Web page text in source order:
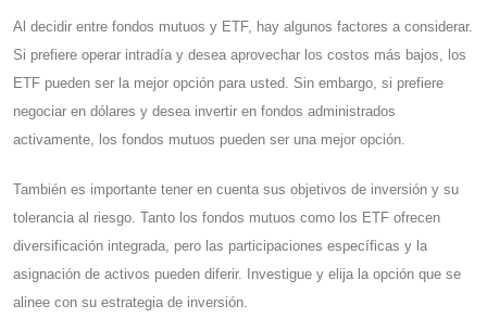
Al decidir entre fondos mutuos y ETF, hay algunos factores a considerar.
Si prefiere operar intradía y desea aprovechar los costos más bajos, los
ETF pueden ser la mejor opción para usted. Sin embargo, si prefiere
negociar en dólares y desea invertir en fondos administrados
activamente, los fondos mutuos pueden ser una mejor opción.
También es importante tener en cuenta sus objetivos de inversión y su
tolerancia al riesgo. Tanto los fondos mutuos como los ETF ofrecen
diversificación integrada, pero las participaciones específicas y la
asignación de activos pueden diferir. Investigue y elija la opción que se
alinee con su estrategia de inversión.